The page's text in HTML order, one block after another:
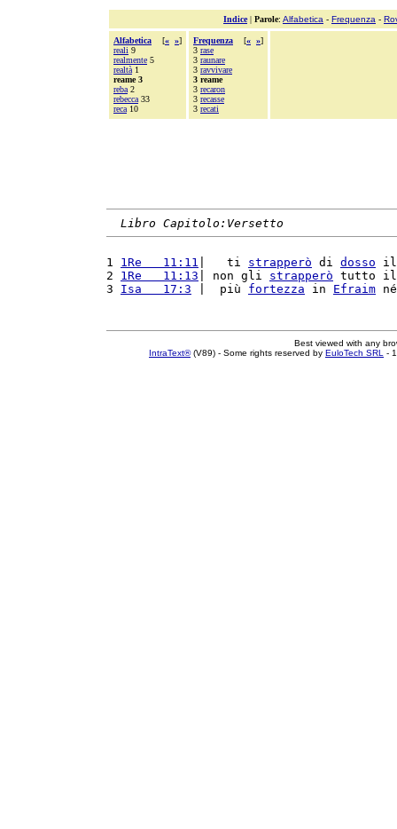
Indice| Parole: Alfabetica - Frequenza -
Alfabetica [« »]
reali 9
realmente 5
realtà 1
reame 3
reba 2
rebecca 33
reca 10
Frequenza [« »]
3 rase
3 raunare
3 ravvivare
3 reame
3 recaron
3 recasse
3 recati
Libro Capitolo:Versetto
1 1Re   11:11 |   ti strapperò di dosso
2 1Re   11:13 | non gli strapperò tutto
3 Isa   17:3 |  più fortezza in Efraim
Best viewed with any
IntraText®(V89) - Some rights reserved by EuloTech SRL -